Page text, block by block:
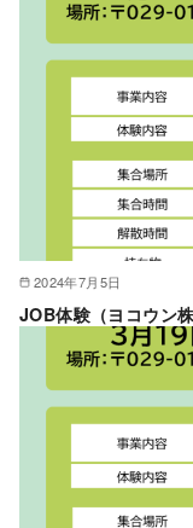
2024年7月5日
JOB体験（ヨコウン